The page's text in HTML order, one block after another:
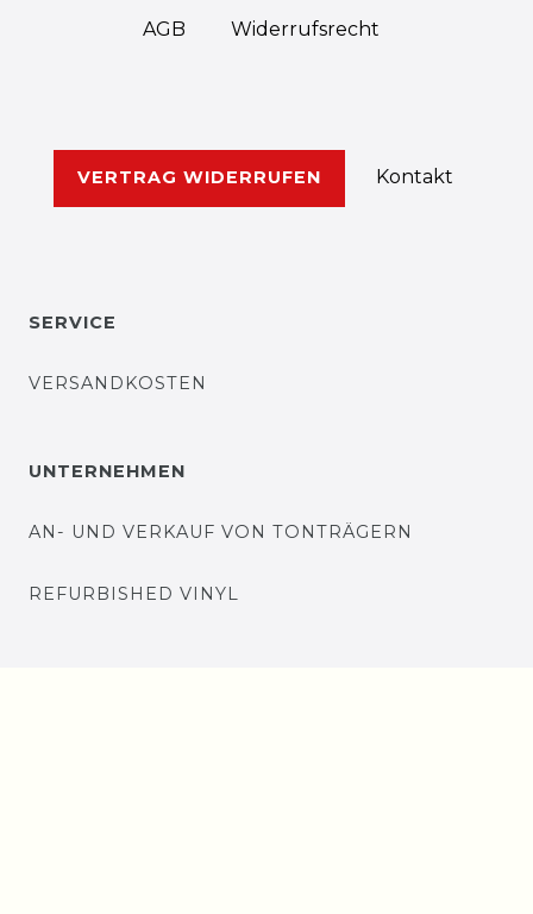
AGB Widerrufs­recht
VERTRAG WIDERRUFEN Kontakt
SERVICE
VERSANDKOSTEN
UNTERNEHMEN
AN- UND VERKAUF VON TONTRÄGERN
REFURBISHED VINYL